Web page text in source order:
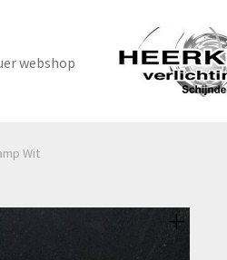
webshop
Wit